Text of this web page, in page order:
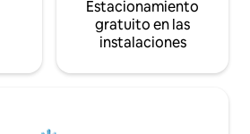
Estacionamiento
gratuito en las
instalaciones